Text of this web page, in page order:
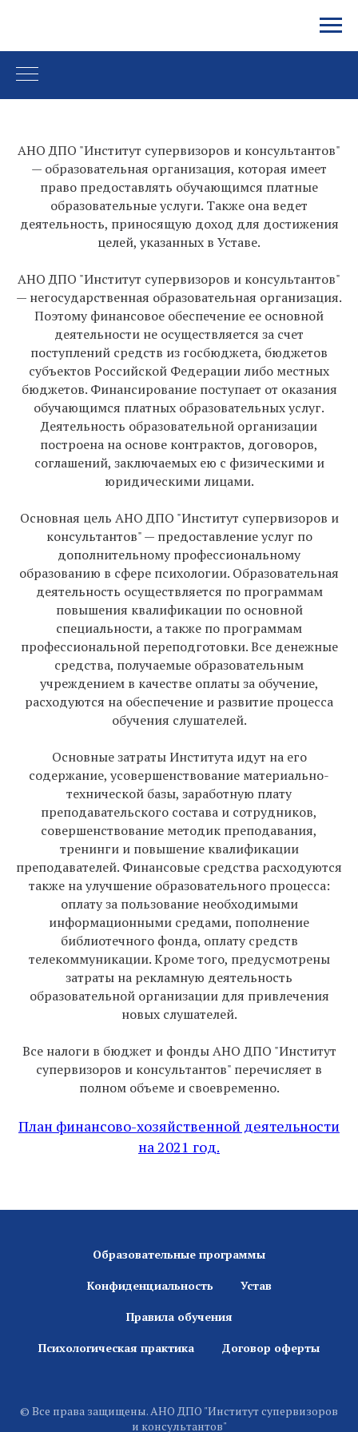
АНО ДПО "Институт супервизоров и консультантов"
— образовательная организация, которая имеет
право предоставлять обучающимся платные
образовательные услуги. Также она ведет
деятельность, приносящую доход для достижения
целей, указанных в Уставе.
АНО ДПО "Институт супервизоров и консультантов"
— негосударственная образовательная организация.
Поэтому финансовое обеспечение ее основной
деятельности не осуществляется за счет
поступлений средств из госбюджета, бюджетов
субъектов Российской Федерации либо местных
бюджетов. Финансирование поступает от оказания
обучающимся платных образовательных услуг.
Деятельность образовательной организации
построена на основе контрактов, договоров,
соглашений, заключаемых ею с физическими и
юридическими лицами.
Основная цель АНО ДПО "Институт супервизоров и
консультантов" — предоставление услуг по
дополнительному профессиональному
образованию в сфере психологии. Образовательная
деятельность осуществляется по программам
повышения квалификации по основной
специальности, а также по программам
профессиональной переподготовки. Все денежные
средства, получаемые образовательным
учреждением в качестве оплаты за обучение,
расходуются на обеспечение и развитие процесса
обучения слушателей.
Основные затраты Института идут на его
содержание, усовершенствование материально-
технической базы, заработную плату
преподавательского состава и сотрудников,
совершенствование методик преподавания,
тренинги и повышение квалификации
преподавателей. Финансовые средства расходуются
также на улучшение образовательного процесса:
оплату за пользование необходимыми
информационными средами, пополнение
библиотечного фонда, оплату средств
телекоммуникации. Кроме того, предусмотрены
затраты на рекламную деятельность
образовательной организации для привлечения
новых слушателей.
Все налоги в бюджет и фонды АНО ДПО "Институт
супервизоров и консультантов" перечисляет в
полном объеме и своевременно.
План финансово-хозяйственной деятельности
на 2021 год.
Образовательные программы
Конфиденциальность Устав
Правила обучения
Психологическая практика Договор оферты
© Все права защищены. АНО ДПО "Институт супервизоров
и консультантов"